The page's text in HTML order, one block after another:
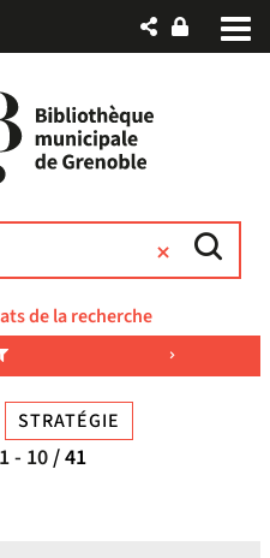
de la recherche
STRATÉGIE
1- 10/ 41